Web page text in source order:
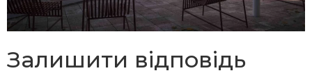
Залишити відповідь